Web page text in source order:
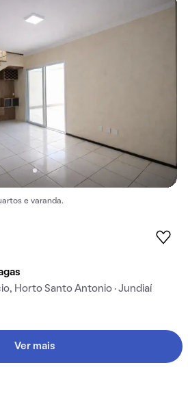
e varanda.
Horto Santo Antonio · Jundiaí
Ver mais